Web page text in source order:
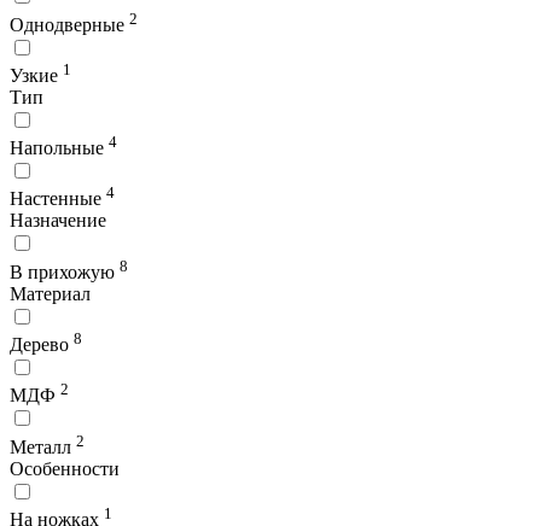
Однодверные 2
Узкие 1
Тип
Напольные 4
Настенные 4
Назначение
В прихожую 8
Материал
Дерево 8
МДФ 2
Металл 2
Особенности
На ножках 1